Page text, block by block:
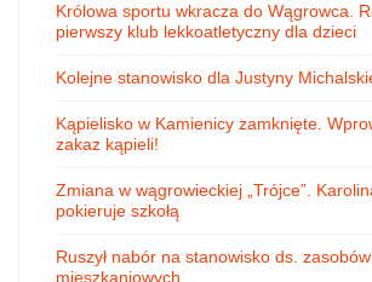
Królowa sportu wkracza do Wągrowca.
pierwszy klub lekkoatletyczny dla dzieci
Kolejne stanowisko dla Justyny
Kąpielisko w Kamienicy zamknięte.
zakaz kąpieli!
Zmiana w wągrowieckiej „Trójce”.
pokieruje szkołą
Ruszył nabór na stanowisko ds. zasobów
mieszkaniowych